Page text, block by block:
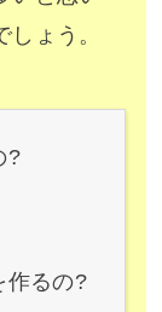
ょう。
?
作るの?